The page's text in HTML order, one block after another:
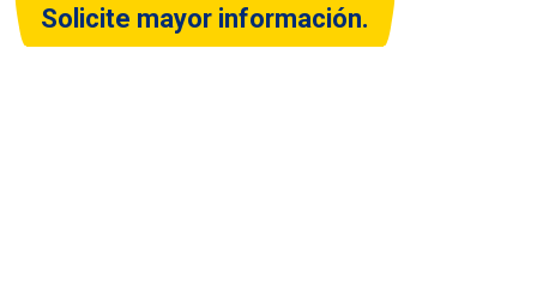
Solicite mayor información.